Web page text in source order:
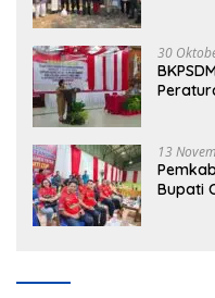
30
13
Bupati